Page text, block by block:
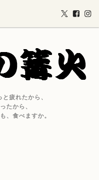
疲れたから、
たから、
、食べますか。